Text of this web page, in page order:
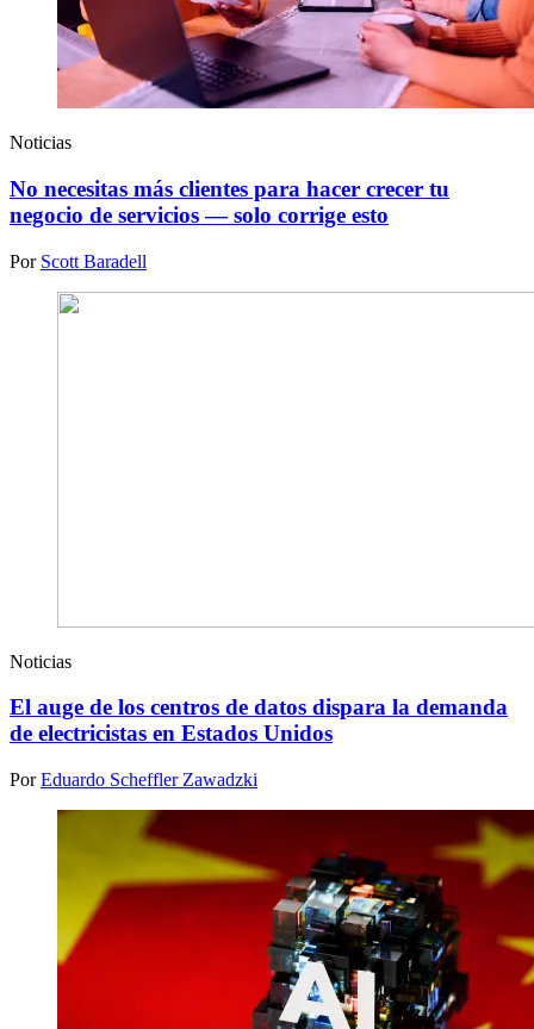
Noticias
No necesitas más clientes para hacer crecer tu
negocio de servicios — solo corrige esto
Por Scott Baradell
Noticias
El auge de los centros de datos dispara la demanda
de electricistas en Estados Unidos
PorEduardo Scheffler Zawadzki